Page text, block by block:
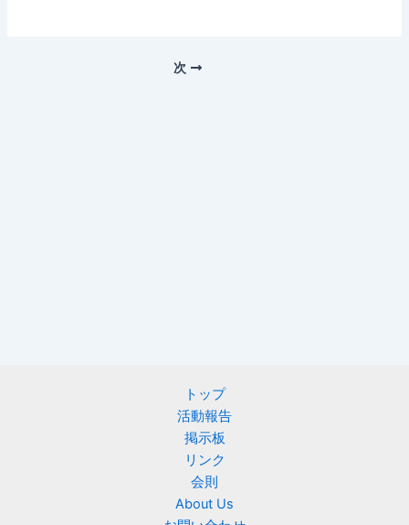
次
トップ
活動報告
掲示板
リンク
会則
About Us